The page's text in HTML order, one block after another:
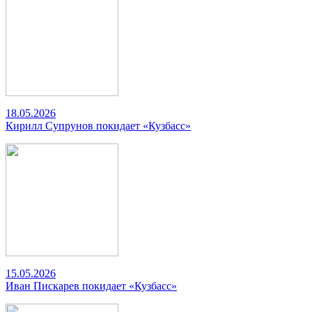
18.05.2026
Кирилл Супрунов покидает «Кузбасс»
15.05.2026
Иван Пискарев покидает «Кузбасс»